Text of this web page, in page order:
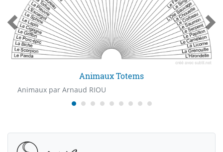
Animaux Totems
Animaux par Arnaud RIOU